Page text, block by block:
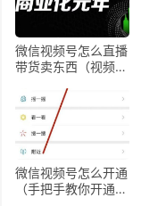
微信视频号怎么直播
带货卖东西（视频号
微信视频号怎么开通
（手把手教你开通微